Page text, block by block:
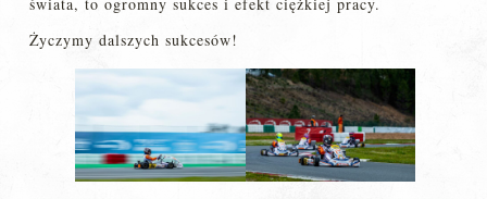
Życzymy dalszych sukcesów!